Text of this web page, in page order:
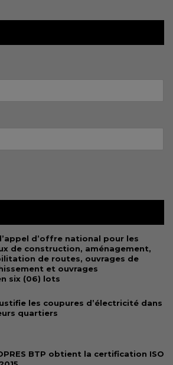
d’offre national pour les
de construction, aménagement,
de routes, ouvrages de
et ouvrages
six (06) lots
les coupures d’électricité dans
quartiers
BTP obtient la certification ISO